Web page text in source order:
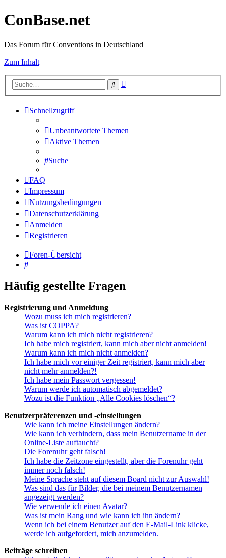
ConBase.net
Das Forum für Conventions in Deutschland
Zum Inhalt
Suche
Schnellzugriff
Unbeantwortete Themen
Aktive Themen
Suche
FAQ
Impressum
Nutzungsbedingungen
Datenschutzerklärung
Anmelden
Registrieren
Foren-Übersicht
Suche
Häufig gestellte Fragen
Registrierung und Anmeldung
Wozu muss ich mich registrieren?
Was ist COPPA?
Warum kann ich mich nicht registrieren?
Ich habe mich registriert, kann mich aber nicht anmelden!
Warum kann ich mich nicht anmelden?
Ich habe mich vor einiger Zeit registriert, kann mich aber
nicht mehr anmelden?!
Ich habe mein Passwort vergessen!
Warum werde ich automatisch abgemeldet?
Wozu ist die Funktion „Alle Cookies löschen“?
Benutzerpräferenzen und -einstellungen
Wie kann ich meine Einstellungen ändern?
Wie kann ich verhindern, dass mein Benutzername in der
Online-Liste auftaucht?
Die Forenuhr geht falsch!
Ich habe die Zeitzone eingestellt, aber die Forenuhr geht
immer noch falsch!
Meine Sprache steht auf diesem Board nicht zur Auswahl!
Was sind das für Bilder, die bei meinem Benutzernamen
angezeigt werden?
Wie verwende ich einen Avatar?
Was ist mein Rang und wie kann ich ihn ändern?
Wenn ich bei einem Benutzer auf den E-Mail-Link klicke,
werde ich aufgefordert, mich anzumelden.
Beiträge schreiben